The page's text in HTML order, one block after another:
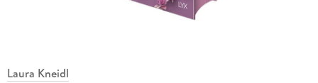
Laura Kneidl